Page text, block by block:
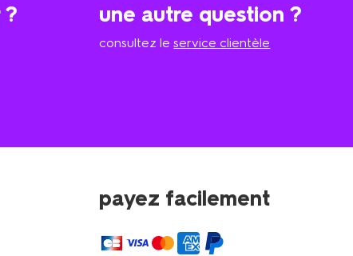
une autre question ?
consultez leservice clientèle
payez facilement